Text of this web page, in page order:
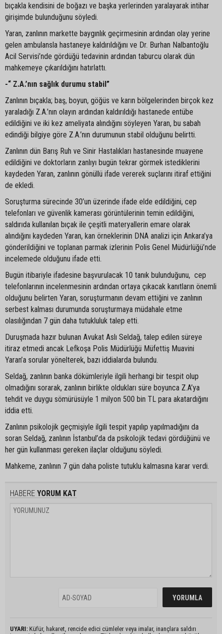
bıçakla kendisini de boğazı ve başka yerlerinden yaralayarak intihar
girişimde bulunduğunu söyledi.
Yaran, zanlının markette baygınlık geçirmesinin ardından olay yerine
gelen ambulansla hastaneye kaldırıldığını ve Dr. Burhan Nalbantoğlu
Acil Servisi’nde gördüğü tedavinin ardından taburcu olarak dün
mahkemeye çıkarıldığını hatırlattı.
-“ Z.A.’nın sağlık durumu stabil”
Zanlının bıçakla; baş, boyun, göğüs ve karın bölgelerinden birçok kez
yaraladığı Z.A.’nın olayın ardından kaldırıldığı hastanede entübe
edildiğini ve iki kez ameliyata alındığını söyleyen Yaran, bu sabah
edindiği bilgiye göre Z.A.’nın durumunun stabil olduğunu belirtti.
Zanlının dün Barış Ruh ve Sinir Hastalıkları hastanesinde muayene
edildiğini ve doktorların zanlıyı bugün tekrar görmek istediklerini
kaydeden Yaran, zanlının gönüllü ifade vererek suçlarını itiraf ettiğini
de ekledi.
Soruşturma sürecinde 30’un üzerinde ifade elde edildiğini, cep
telefonları ve güvenlik kamerası görüntülerinin temin edildiğini,
saldırıda kullanılan bıçak ile çeşitli materyallerin emare olarak
alındığını kaydeden Yaran, kan örneklerinin DNA analizi için Ankara’ya
gönderildiğini ve toplanan parmak izlerinin Polis Genel Müdürlüğü’nde
incelemede olduğunu ifade etti.
Bugün itibariyle ifadesine başvurulacak 10 tanık bulunduğunu, cep
telefonlarının incelenmesinin ardından ortaya çıkacak kanıtların önemli
olduğunu belirten Yaran, soruşturmanın devam ettiğini ve zanlının
serbest kalması durumunda soruşturmaya müdahale etme
olasılığından 7 gün daha tutukluluk talep etti.
Duruşmada hazır bulunan Avukat Aslı Seldağ, talep edilen süreye
itiraz etmedi ancak Lefkoşa Polis Müdürlüğü Müfettiş Muavini
Yaran’a sorular yönelterek, bazı iddialarda bulundu.
Seldağ, zanlının banka dökümleriyle ilgili herhangi bir tespit olup
olmadığını sorarak, zanlının birlikte oldukları süre boyunca Z.A’ya
tehdit ve duygu sömürüsüyle 1 milyon 500 bin TL para akatardığını
iddia etti.
Zanlının psikolojik geçmişiyle ilgili tespit yapılıp yapılmadığını da
soran Seldağ, zanlının İstanbul’da da psikolojik tedavi gördüğünü ve
her gün kullanması gereken ilaçlar olduğunu söyledi.
Mahkeme, zanlının 7 gün daha poliste tutuklu kalmasına karar verdi.
HABERE YORUM KAT
UYARI: Küfür, hakaret, rencide edici cümleler veya imalar, inançlara saldırı